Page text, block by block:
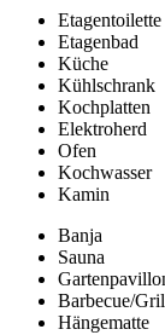
Etagentoilette
Etagenbad
Küche
Kühlschrank
Kochplatten
Elektroherd
Ofen
Kochwasser
Kamin
Banja
Sauna
Barbecue/
Hängematte